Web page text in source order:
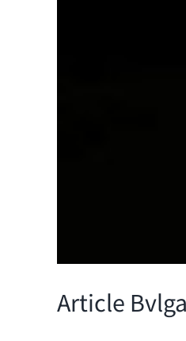
Article